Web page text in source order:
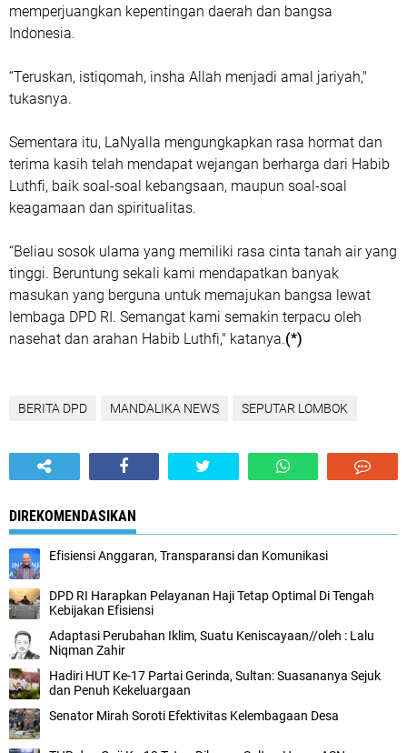
memperjuangkan kepentingan daerah dan bangsa
Indonesia.
“Teruskan, istiqomah, insha Allah menjadi amal jariyah,"
tukasnya.
Sementara itu, LaNyalla mengungkapkan rasa hormat dan
terima kasih telah mendapat wejangan berharga dari Habib
Luthfi, baik soal-soal kebangsaan, maupun soal-soal
keagamaan dan spiritualitas.
“Beliau sosok ulama yang memiliki rasa cinta tanah air yang
tinggi. Beruntung sekali kami mendapatkan banyak
masukan yang berguna untuk memajukan bangsa lewat
lembaga DPD RI. Semangat kami semakin terpacu oleh
nasehat dan arahan Habib Luthfi," katanya.(*)
BERITA DPD MANDALIKA NEWS SEPUTAR LOMBOK
DIREKOMENDASIKAN
Efisiensi Anggaran, Transparansi dan Komunikasi
DPD RI Harapkan Pelayanan Haji Tetap Optimal Di Tengah
Kebijakan Efisiensi
Adaptasi Perubahan Iklim, Suatu Keniscayaan//oleh : Lalu
Niqman Zahir
Hadiri HUT Ke-17 Partai Gerinda, Sultan: Suasananya Sejuk
dan Penuh Kekeluargaan
Senator Mirah Soroti Efektivitas Kelembagaan Desa